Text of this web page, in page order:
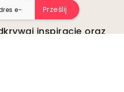
Prześlij
inspiracje oraz